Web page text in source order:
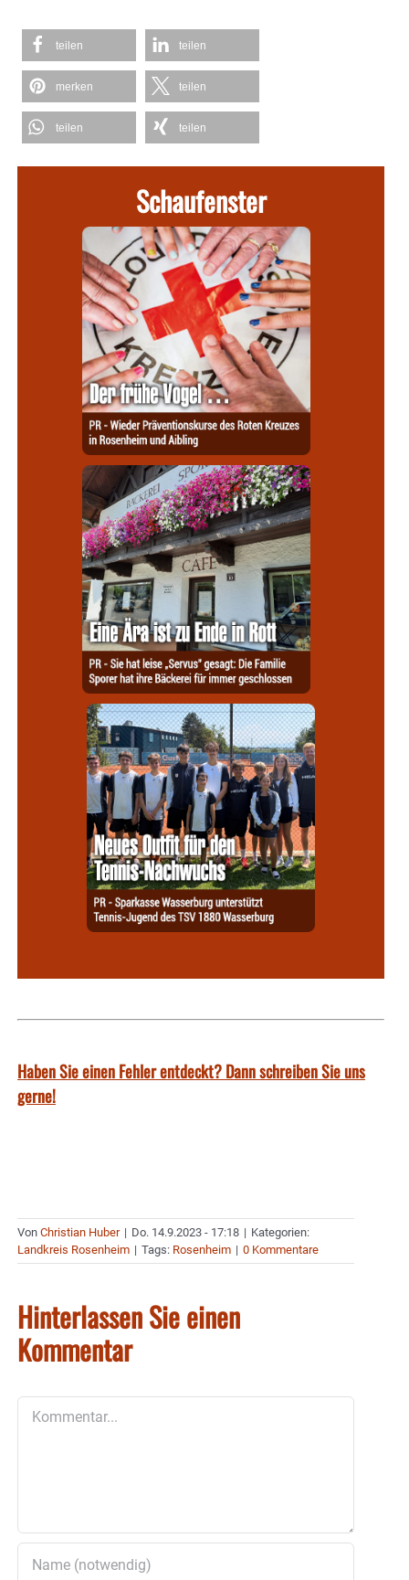
teilen teilen
merken teilen
teilen teilen
Schaufenster
Haben Sie einen Fehler entdeckt? Dann schreiben Sie uns
gerne!
Von Christian Huber | Do. 14.9.2023 - 17:18 | Kategorien:
Landkreis Rosenheim | Tags: Rosenheim | 0 Kommentare
Hinterlassen Sie einen
Kommentar